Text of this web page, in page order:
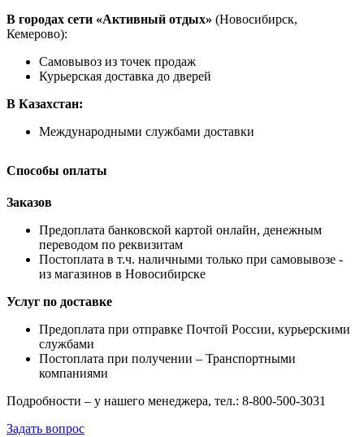
В городах сети «Активный отдых» (Новосибирск,
Кемерово):
Самовывоз из точек продаж
Курьерская доставка до дверей
В Казахстан:
Международными службами доставки
Способы оплаты
Заказов
Предоплата банковской картой онлайн, денежным
переводом по реквизитам
Постоплата в т.ч. наличными только при самовывозе -
из магазинов в Новосибирске
Услуг по доставке
Предоплата при отправке Почтой России, курьерскими
службами
Постоплата при получении – Транспортными
компаниями
Подробности – у нашего менеджера, тел.: 8-800-500-3031
Задать вопрос